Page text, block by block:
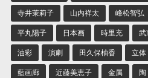
寺井茉莉子 山内祥太 峰松智弘
平丸陽子 日本画 時里充 武
油彩 演劇 田久保柚香 立体
藍画廊 近藤美恵子 金属 陶